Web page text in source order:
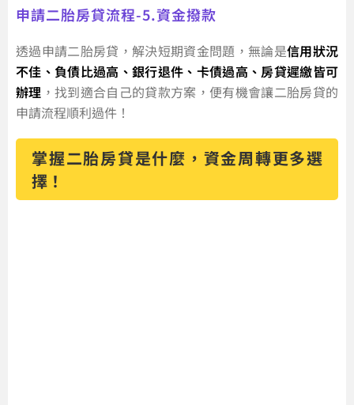
申請二胎房貸流程-5.資金撥款
透過申請二胎房貸，解決短期資金問題，無論是信用狀況
不佳、負債比過高、銀行退件、卡債過高、房貸遲繳皆可
辦理 ，找到適合自己的貸款方案，便有機會讓二胎房貸的
申請流程順利過件！
掌握二胎房貸是什麼，資金周轉更多選
擇！